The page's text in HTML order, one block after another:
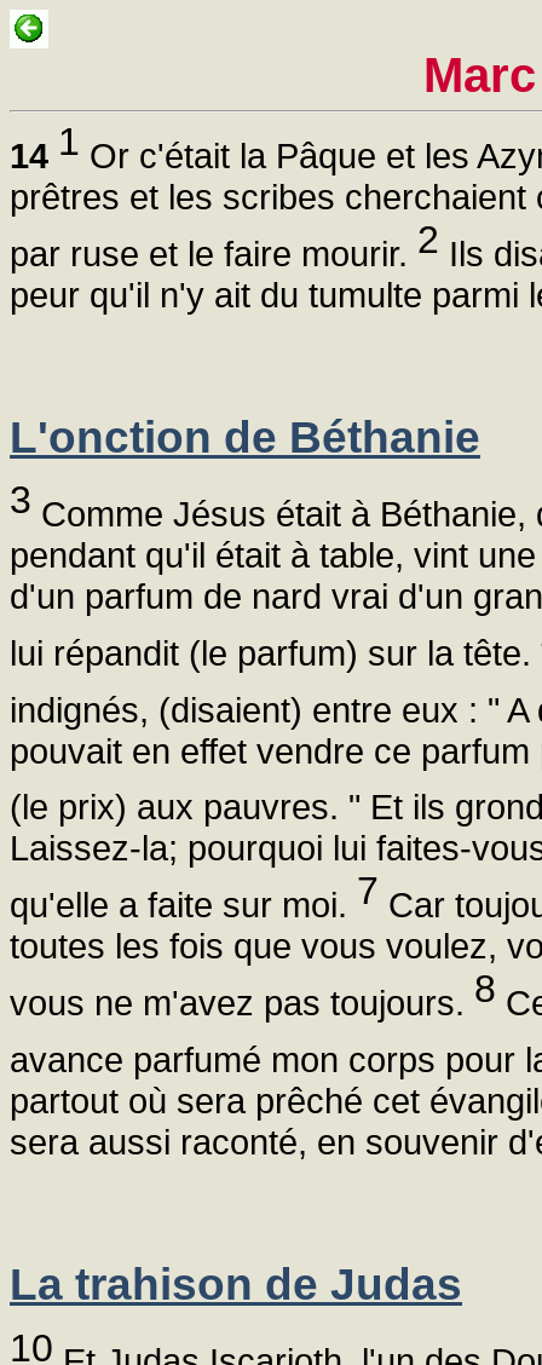
14 1 Or c'était la Pâque et les
prêtres et les scribes
par ruse et le faire mourir. 2 Ils
peur qu'il n'y ait du tumulte parmi
L'onction de Béthanie
3 Comme Jésus était à
pendant qu'il était à table, vint
d'un parfum de nard vrai d'un
lui répandit (le parfum) sur la tête.
indignés, (disaient) entre eux : "
pouvait en effet vendre ce
(le prix) aux pauvres. " Et ils
Laissez-la; pourquoi lui faites-
qu'elle a faite sur moi. 7 Car
toutes les fois que vous voulez,
vous ne m'avez pas toujours. 8
avance parfumé mon corps pour
partout où sera prêché cet
sera aussi raconté, en souvenir
La trahison de Judas
10